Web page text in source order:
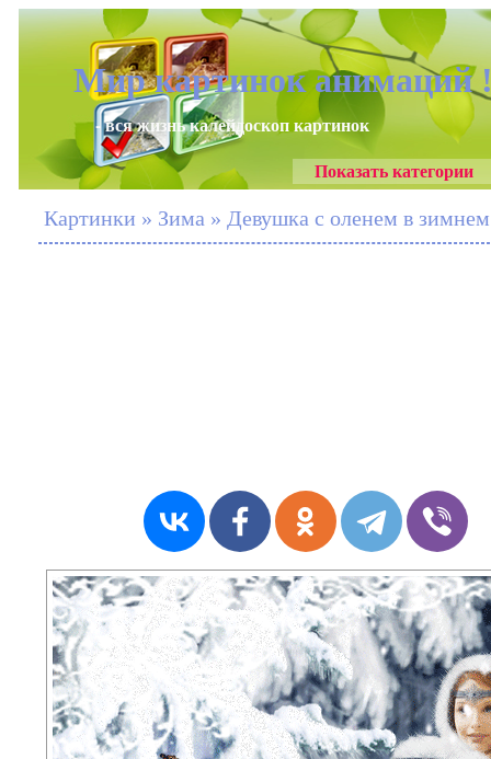
Мир картинок анимаций
- вся жизнь калейдоскоп картинок
Показать категории
Картинки » Зима » Девушка с оленем в